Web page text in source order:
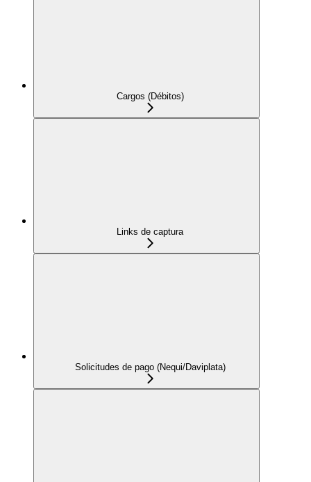
Cargos (Débitos)
Links de captura
Solicitudes de pago (Nequi/Daviplata)